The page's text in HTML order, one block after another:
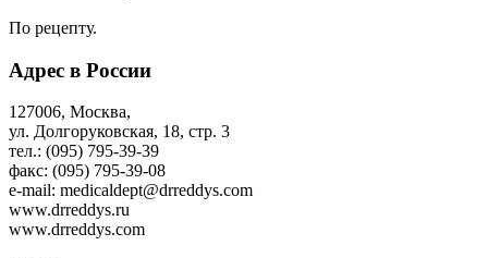
По рецепту.
Адрес в России
127006, Москва,
ул. Долгоруковская, 18, стр. 3
тел.: (095) 795-39-39
факс: (095) 795-39-08
e-mail: medicaldept@drreddys.com
www.drreddys.ru
www.drreddys.com